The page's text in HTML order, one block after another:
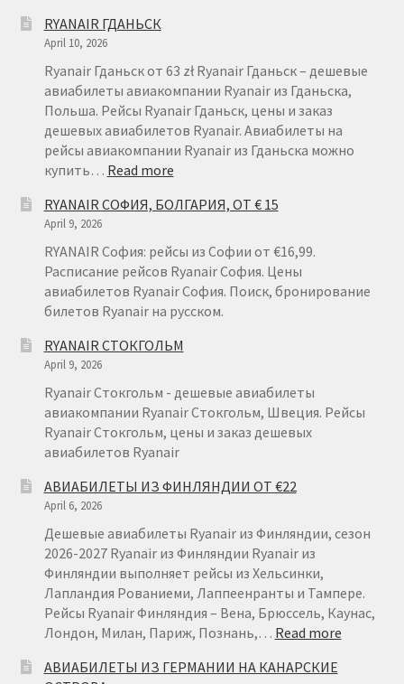
RYANAIR ГДАНЬСК
April 10, 2026
Ryanair Гданьск от 63 zł Ryanair Гданьск – дешевые
авиабилеты авиакомпании Ryanair из Гданьска,
Польша. Рейсы Ryanair Гданьск, цены и заказ
дешевых авиабилетов Ryanair. Авиабилеты на
рейсы авиакомпании Ryanair из Гданьска можно
купить… Read more:
ГДАНЬСК
RYANAIR СОФИЯ, БОЛГАРИЯ, ОТ € 15
April 9, 2026
RYANAIR София: рейсы из Софии от €16,99.
Расписание рейсов Ryanair София. Цены
авиабилетов Ryanair София. Поиск, бронирование
билетов Ryanair на русском.
RYANAIR СТОКГОЛЬМ
April 9, 2026
Ryanair Стокгольм - дешевые авиабилеты
авиакомпании Ryanair Стокгольм, Швеция. Рейсы
Ryanair Стокгольм, цены и заказ дешевых
авиабилетов Ryanair
АВИАБИЛЕТЫ ИЗ ФИНЛЯНДИИ ОТ €22
April 6, 2026
Дешевые авиабилеты Ryanair из Финляндии, сезон
2026-2027 Ryanair из Финляндии Ryanair из
Финляндии выполняет рейсы из Хельсинки,
Лапландия Рованиеми, Лаппеенранты и Тампере.
Рейсы Ryanair Финляндия – Вена, Брюссель, Каунас,
Лондон, Милан, Париж, Познань,… Read more:
АВИАБИЛЕТЫ ИЗ ГЕРМАНИИ НА КАНАРСКИЕ